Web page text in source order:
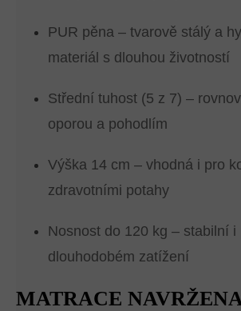
PUR pěna – tvarově stálý a
materiál s dlouhou životností
Střední tuhost (5 z 7) –
oporou a pohodlím
Výška 14 cm – vhodná i pro
zdravotními potahy
Nosnost do 120 kg – stabilní i
dlouhodobém zatížení
MATRACE